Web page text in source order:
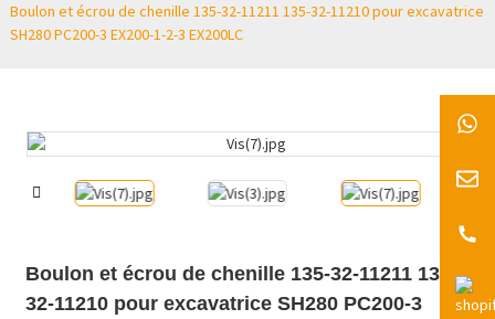
Boulon et écrou de chenille 135-32-11211 135-32-11210 pour excavatrice
SH280 PC200-3 EX200-1-2-3 EX200LC
Boulon et écrou de chenille 135-32-11211 135-
32-11210 pour excavatrice SH280 PC200-3